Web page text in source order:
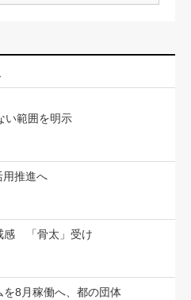
い範囲を明示
用推進へ
感 「骨太」受け
8月稼働へ、都の団体